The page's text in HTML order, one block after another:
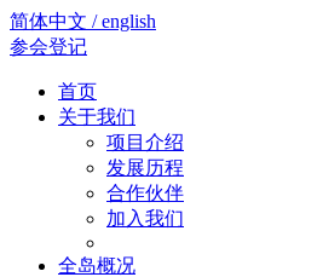
简体中文 / english
参会登记
首页
关于我们
项目介绍
发展历程
合作伙伴
加入我们
全岛概况